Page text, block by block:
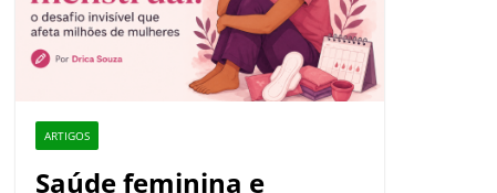
ARTIGOS
Saúde feminina e